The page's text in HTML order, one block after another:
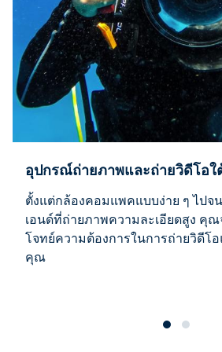
อุปกรณ์ถ่ายภาพและถ่ายวิดีโอใ
ตั้งแต่กล้องคอมแพคแบบง่าย ๆ ไปจ
เอนด์ที่ถ่ายภาพความละเอียดสูง คุ
โจทย์ความต้องการในการถ่ายวิดีโ
คุณ